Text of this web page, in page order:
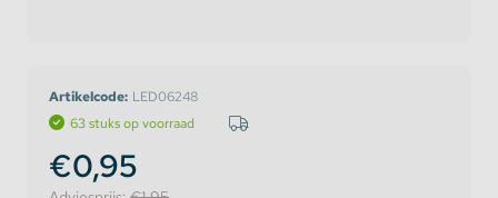
Artikelcode: LED06248
63 stuks op voorraad
€0,95